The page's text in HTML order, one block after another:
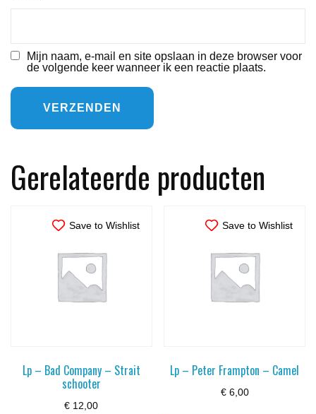
Mijn naam, e-mail en site opslaan in deze browser voor
de volgende keer wanneer ik een reactie plaats.
Gerelateerde producten
Save to Wishlist
Lp – Bad Company – Strait
schooter
€ 12,00
Save to Wishlist
Lp – Peter Frampton – Camel
€6,00